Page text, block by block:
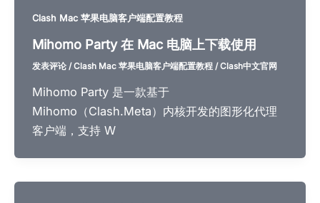
Clash Mac 苹果电脑客户端配置教程
Mihomo Party 在 Mac 电脑上下载使用
发表评论 /Clash Mac 苹果电脑客户端配置教程/Clash中文官网
Mihomo Party 是一款基于
Mihomo（Clash.Meta）内核开发的图形化代理
客户端，支持 W